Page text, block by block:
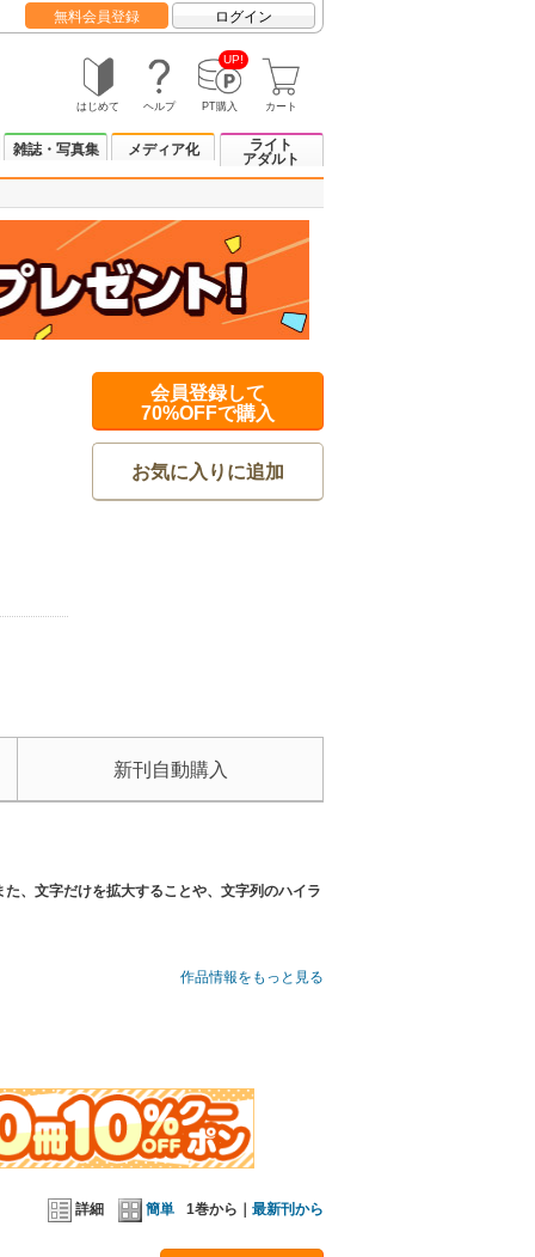
無料会員登録 ログイン
はじめて ヘルプ
UP!
PT購入 カート
雑誌・写真集 メディア化
ライト
アダルト
会員登録して
70%OFFで購入
お気に入りに追加
新刊自動購入
、文字だけを拡大することや、文字列のハイラ
チャーハン(1，880kcal)、ピーナツバター1本使
家が、食欲全開で挑む美味ワールド。
面やモノクロ端末などでは読みづらい場合があ
作品情報をもっと見る
詳細 簡単 1巻から｜ 最新刊から